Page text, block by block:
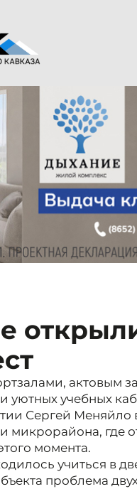
актовым
уютных учебных
Сергей Меняйло
микрорайона, где
момента.
учиться в
проблема